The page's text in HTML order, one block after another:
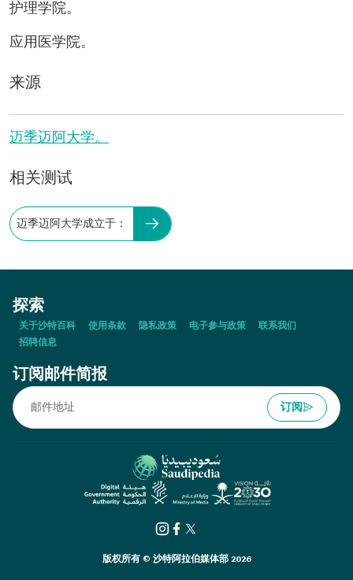
护理学院。
应用医学院。
来源
迈季迈阿大学。
相关测试
迈季迈阿大学成立于：
探索
关于沙特百科 使用条款 隐私政策 电子参与政策
联系我们
招聘信息
订阅邮件简报
订阅
版权所有 © 沙特阿拉伯媒体部 2026